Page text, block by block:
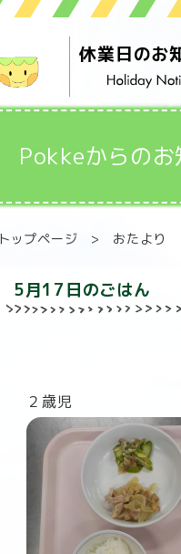
休業日のお
Pokkeからのお
トップページ > おたより
5月17日のごはん
２歳児